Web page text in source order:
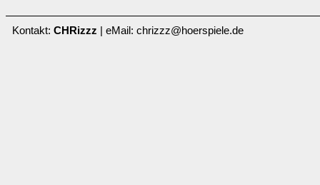
Kontakt: CHRizzz | eMail: chrizzz@hoerspiele.de